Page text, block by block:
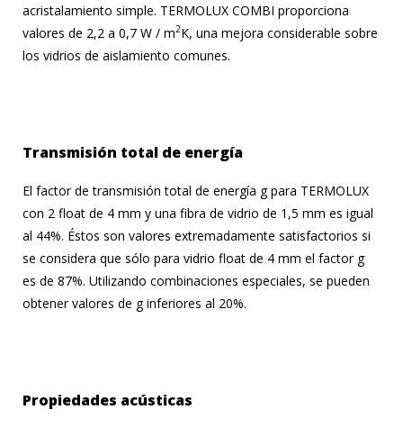
acristalamiento simple. TERMOLUX COMBI proporciona
valores de 2,2 a 0,7 W / m2K, una mejora considerable sobre
los vidrios de aislamiento comunes.
Transmisión total de energía
El factor de transmisión total de energía g para TERMOLUX
con 2 float de 4 mm y una fibra de vidrio de 1,5 mm es igual
al 44%. Éstos son valores extremadamente satisfactorios si
se considera que sólo para vidrio float de 4 mm el factor g
es de 87%. Utilizando combinaciones especiales, se pueden
obtener valores de g inferiores al 20%.
Propiedades acústicas